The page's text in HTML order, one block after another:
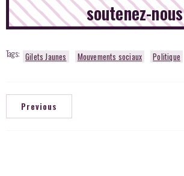
soutenez-nous
Tags: Gilets Jaunes Mouvements sociaux Politique
Previous